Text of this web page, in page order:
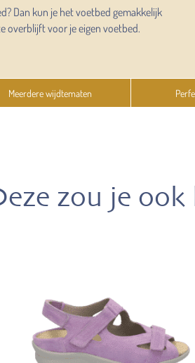
Dan kun je het voetbed gemakkelijk
overblijft voor je eigen voetbed.
Meerdere wijdtematen
zou je